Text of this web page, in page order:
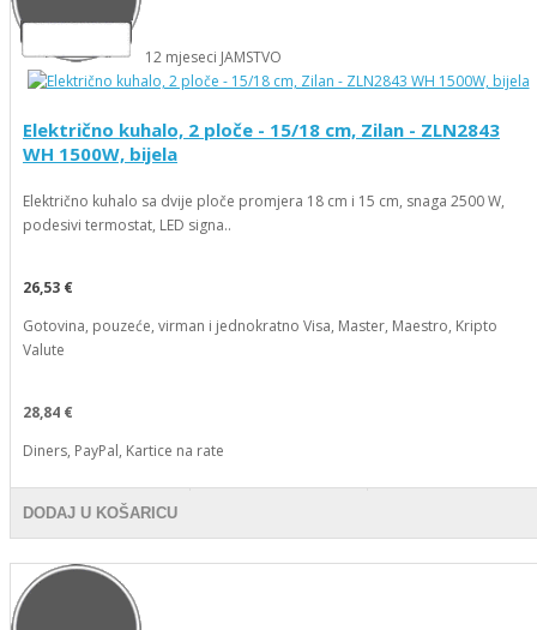
12 mjeseci JAMSTVO
Električno kuhalo, 2 ploče - 15/18 cm, Zilan - ZLN2843
WH 1500W, bijela
Električno kuhalo sa dvije ploče promjera 18 cm i 15 cm, snaga 2500 W,
podesivi termostat, LED signa..
26,53 €
Gotovina, pouzeće, virman i jednokratno Visa, Master, Maestro, Kripto
Valute
28,84 €
Diners, PayPal, Kartice na rate
DODAJ U KOŠARICU